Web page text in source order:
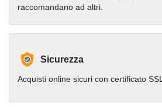
raccomandano ad altri.
Sicurezza
Acquisti online sicuri con certificato SSL.